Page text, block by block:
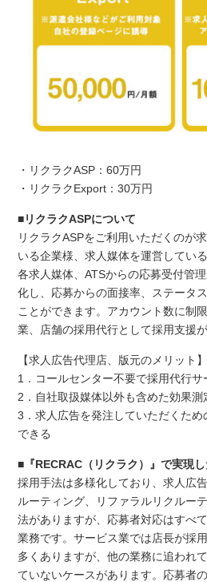
・リクラクASP：60万円
・リクラクExport：30万円
■リクラクASPについて
リクラクASPをご利用いただくのが
いる企業様、求人媒体を運営してい
各求人媒体、ATSからの応募受付管
化し、応募からの面接率、ステータ
ことができます。アカウント数に制
業、店舗の採用代行として採用支援
【求人広告代理店、版元のメリット】
1．コールセンター不要で採用代行サ
2．自社取扱媒体以外も含めた効果測
3．求人広告を発注していただくた
できる
■『RECRAC（リクラク）』で実現
採用手法は多様化しており、求人広
ルーティング、リファラルリクルー
法がありますが、応募者対応はすべ
業務です。サービス業では店長が採
多くありますが、他の業務に追われ
ていないケースがあります。応募者